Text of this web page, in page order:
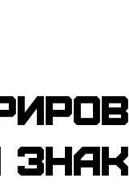
знак